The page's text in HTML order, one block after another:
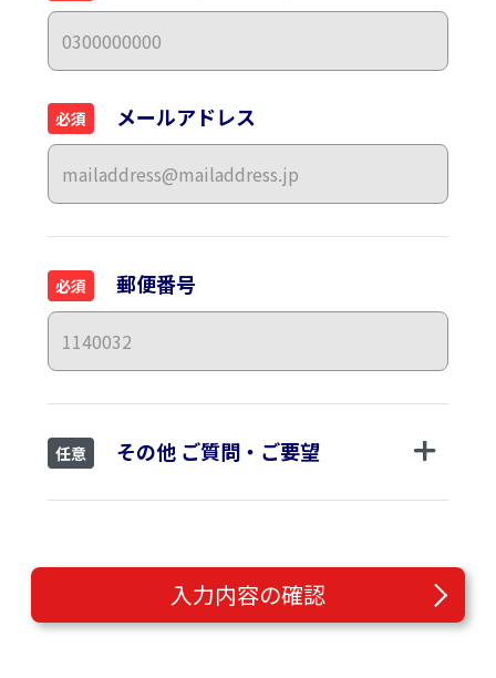
必須 メールアドレス
必須 郵便番号
任意 その他 ご質問・ご要望
入力内容の確認